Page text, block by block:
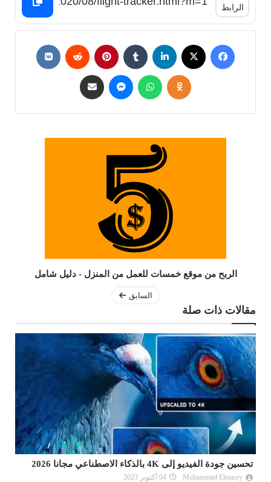
الرابط
الربح من موقع خمسات للعمل من المنزل - دليل شامل
السابق
مقالات ذات صلة
أفضل موقع تغيير الصوت بالذكاء الاصطناعي أون لاين 2026
Muhammad Elmasry 22 يونيو 2024